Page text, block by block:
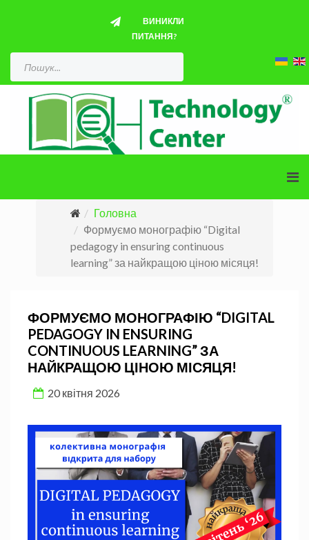
ВИНИКЛИ
ПИТАННЯ?
Головна
Формуємо монографію “Digital
pedagogy in ensuring continuous
learning” за найкращою ціною місяця!
ФОРМУЄМО МОНОГРАФІЮ “DIGITAL
PEDAGOGY IN ENSURING
CONTINUOUS LEARNING” ЗА
НАЙКРАЩОЮ ЦІНОЮ МІСЯЦЯ!
20 квітня 2026